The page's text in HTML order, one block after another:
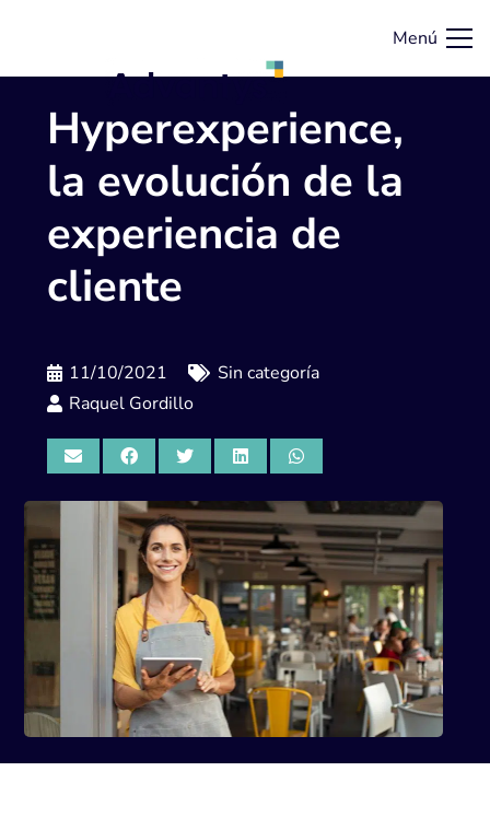
Menú
Hyperexperience,
la evolución de la
experiencia de
cliente
11/10/2021
Sin categoría
Raquel Gordillo